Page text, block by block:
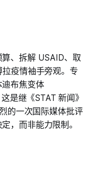
、拆解 USAID、取
疫情袖手旁观。专
布焦变体
是继《STAT 新闻》
的一次国际媒体批评
，而非能力限制。